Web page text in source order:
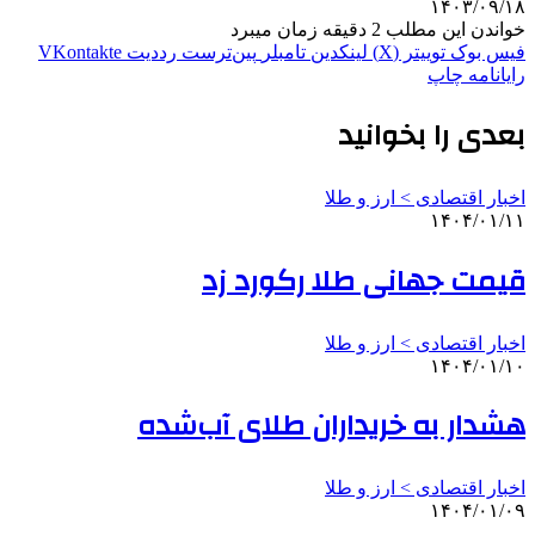
۱۴۰۳/۰۹/۱۸
خواندن این مطلب 2 دقیقه زمان میبرد
فیس بوک توییتر (X) لینکدین ‫تامبلر ‫پین‌ترست ‫رددیت ‫VKontakte
رایانامه چاپ
بعدی را بخوانید
اخبار اقتصادی > ارز و طلا
۱۴۰۴/۰۱/۱۱
قیمت جهانی طلا رکورد زد
اخبار اقتصادی > ارز و طلا
۱۴۰۴/۰۱/۱۰
هشدار به خریداران طلای آب‌شده
اخبار اقتصادی > ارز و طلا
۱۴۰۴/۰۱/۰۹